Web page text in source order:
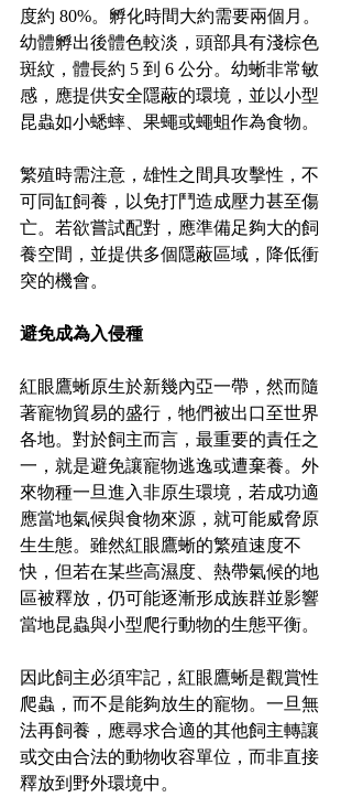
度約 80%。孵化時間大約需要兩個月。
幼體孵出後體色較淡，頭部具有淺棕色
斑紋，體長約 5 到 6 公分。幼蜥非常敏
感，應提供安全隱蔽的環境，並以小型
昆蟲如小蟋蟀、果蠅或蠅蛆作為食物。
繁殖時需注意，雄性之間具攻擊性，不
可同缸飼養，以免打鬥造成壓力甚至傷
亡。若欲嘗試配對，應準備足夠大的飼
養空間，並提供多個隱蔽區域，降低衝
突的機會。
避免成為入侵種
紅眼鷹蜥原生於新幾內亞一帶，然而隨
著寵物貿易的盛行，牠們被出口至世界
各地。對於飼主而言，最重要的責任之
一，就是避免讓寵物逃逸或遭棄養。外
來物種一旦進入非原生環境，若成功適
應當地氣候與食物來源，就可能威脅原
生生態。雖然紅眼鷹蜥的繁殖速度不
快，但若在某些高濕度、熱帶氣候的地
區被釋放，仍可能逐漸形成族群並影響
當地昆蟲與小型爬行動物的生態平衡。
因此飼主必須牢記，紅眼鷹蜥是觀賞性
爬蟲，而不是能夠放生的寵物。一旦無
法再飼養，應尋求合適的其他飼主轉讓
或交由合法的動物收容單位，而非直接
釋放到野外環境中。